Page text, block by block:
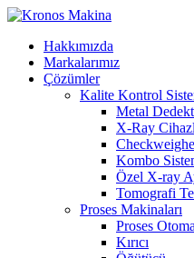
Hakkımızda
Markalarımız
Çözümler
Kalite Kontrol
Metal
X-Ray
Kombo
Özel X-ray
Tomografi
Proses Makinaları
Proses
Kırıcı